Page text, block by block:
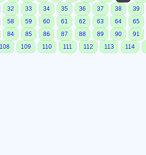
32 33 34 35 36 37 38
39
58 59 60 61 62 63 64
65
84 85 86 87 88 89 90
91
108 109 110 111 112 113 114